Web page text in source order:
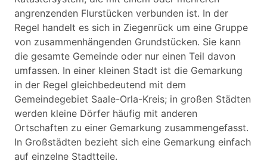
angrenzenden Flurstücken verbunden ist. In der
Regel handelt es sich in Ziegenrück um eine Gruppe
von zusammenhängenden Grundstücken. Sie kann
die gesamte Gemeinde oder nur einen Teil davon
umfassen. In einer kleinen Stadt ist die Gemarkung
in der Regel gleichbedeutend mit dem
Gemeindegebiet Saale-Orla-Kreis; in großen Städten
werden kleine Dörfer häufig mit anderen
Ortschaften zu einer Gemarkung zusammengefasst.
In Großstädten bezieht sich eine Gemarkung einfach
auf einzelne Stadtteile.